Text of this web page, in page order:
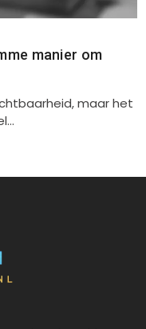
manier om
maar het